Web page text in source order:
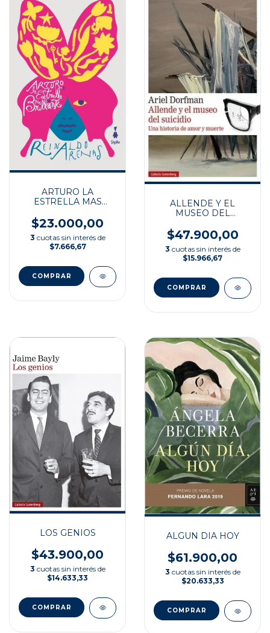
ARTURO LA
ESTRELLA MAS
$23.000,00
3 cuotas sin interés de
$7.666,67
ALLENDE Y EL
MUSEO DEL
$47.900,00
3 cuotas sin interés de
$15.966,67
LOS GENIOS
$43.900,00
3 cuotas sin interés de
$14.633,33
ALGUN DIA HOY
$61.900,00
3 cuotas sin interés de
$20.633,33